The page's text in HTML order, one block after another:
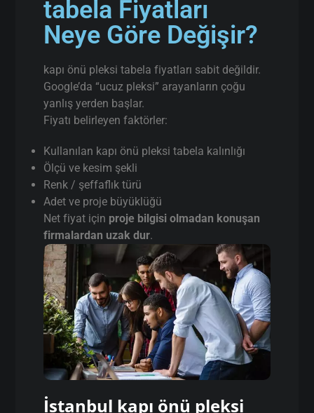
tabela Fiyatları
Neye Göre Değişir?
kapı önü pleksi tabela fiyatları sabit değildir.
Google’da “ucuz pleksi” arayanların çoğu
yanlış yerden başlar.
Fiyatı belirleyen faktörler:
Kullanılan kapı önü pleksi tabela kalınlığı
Ölçü ve kesim şekli
Renk / şeffaflık türü
Adet ve proje büyüklüğü
Net fiyat için proje bilgisi olmadan konuşan
firmalardan uzak dur.
İstanbul kapı önü pleksi